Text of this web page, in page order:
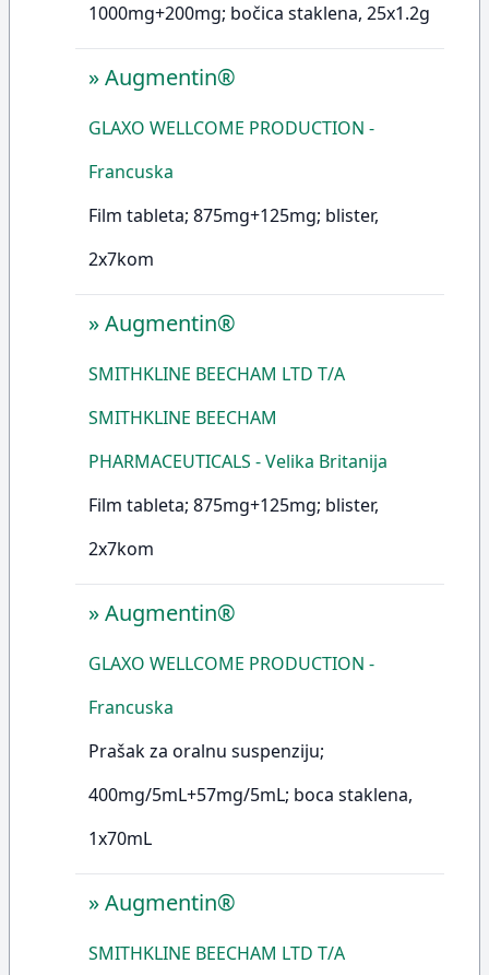
1000mg+200mg; bočica staklena, 25x1.2g
»Augmentin®
GLAXO WELLCOME PRODUCTION -
Francuska
Film tableta; 875mg+125mg; blister,
2x7kom
»Augmentin®
SMITHKLINE BEECHAM LTD T/A
SMITHKLINE BEECHAM
PHARMACEUTICALS - Velika Britanija
Film tableta; 875mg+125mg; blister,
2x7kom
»Augmentin®
GLAXO WELLCOME PRODUCTION -
Francuska
Prašak za oralnu suspenziju;
400mg/5mL+57mg/5mL; boca staklena,
1x70mL
»Augmentin®
SMITHKLINE BEECHAM LTD T/A